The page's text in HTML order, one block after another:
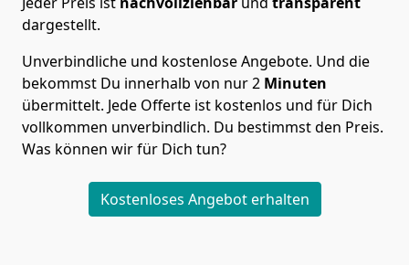
dargestellt.
Unverbindliche und kostenlose Angebote. Und die
bekommst Du innerhalb von nur2 Minuten
übermittelt. Jede Offerte ist kostenlos und für Dich
vollkommen unverbindlich. Du bestimmst den Preis.
Was können wir für Dich tun?
Kostenloses Angebot erhalten